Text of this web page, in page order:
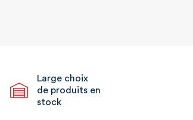
Large choix
de produits en
stock